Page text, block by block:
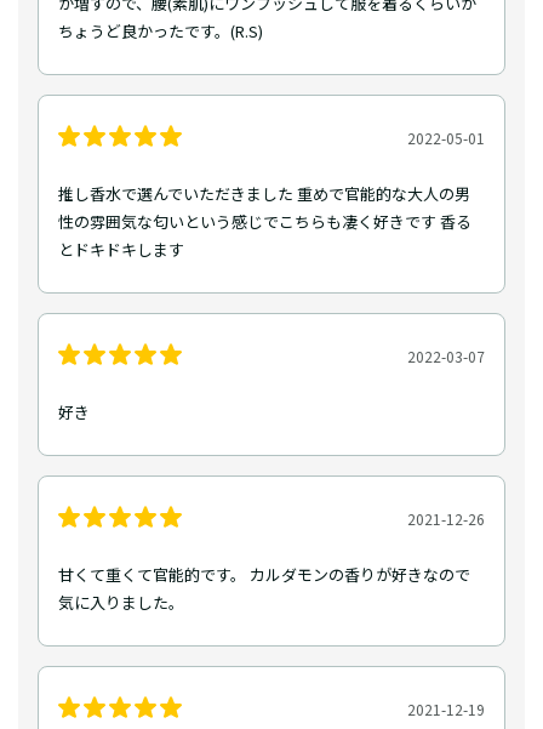
ちょうど良かったです。(R.S)
2022-05-01
推し香水で選んでいただきました 重めで官能的な大人の男
性の雰囲気な匂いという感じでこちらも凄く好きです 香る
とドキドキします
2022-03-07
好き
2021-12-26
甘くて重くて官能的です。 カルダモンの香りが好きなので
気に入りました。
2021-12-19